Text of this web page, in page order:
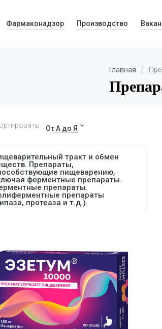
Фармаконадзор Производство
Главная
От А до Я
тракт и обмен
Препараты,
пищеварению,
ферментные препараты.
препараты.
препараты
протеаза и т.д.).